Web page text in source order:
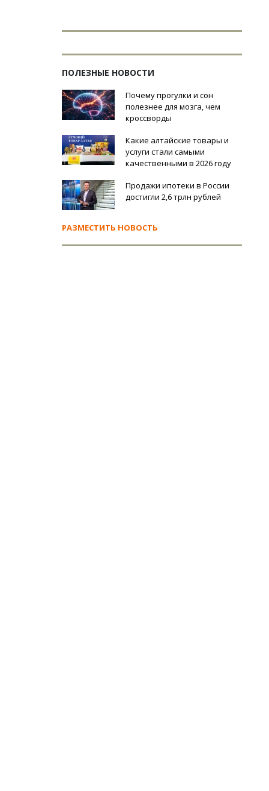
ПОЛЕЗНЫЕ НОВОСТИ
Почему прогулки и сон
полезнее для мозга, чем
кроссворды
Какие алтайские товары и
услуги стали самыми
качественными в 2026 году
Продажи ипотеки в России
достигли 2,6 трлн рублей
РАЗМЕСТИТЬ НОВОСТЬ